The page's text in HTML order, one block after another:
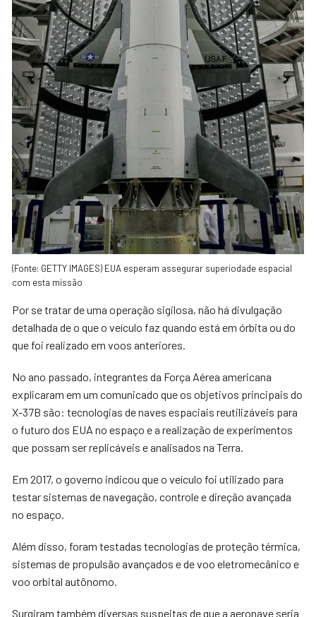
(Fonte: GETTY IMAGES) EUA esperam assegurar superiodade espacial
com esta missão
Por se tratar de uma operação sigilosa, não há divulgação
detalhada de o que o veículo faz quando está em órbita ou do
que foi realizado em voos anteriores.
No ano passado, integrantes da Força Aérea americana
explicaram em um comunicado que os objetivos principais do
X-37B são: tecnologias de naves espaciais reutilizáveis para
o futuro dos EUA no espaço e a realização de experimentos
que possam ser replicáveis e analisados na Terra.
Em 2017, o governo indicou que o veículo foi utilizado para
testar sistemas de navegação, controle e direção avançada
no espaço.
Além disso, foram testadas tecnologias de proteção térmica,
sistemas de propulsão avançados e de voo eletromecânico e
voo orbital autônomo.
Surgiram também diversas suspeitas de que a aeronave seria